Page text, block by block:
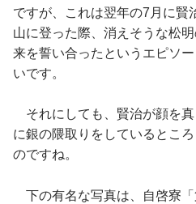
ですが、これは翌年の7月に賢
山に登った際、消えそうな松
来を誓い合ったというエピソ
いです。
それにしても、賢治が顔を真
に銀の隈取りをしているとこ
のですね。
下の有名な写真は、自啓寮